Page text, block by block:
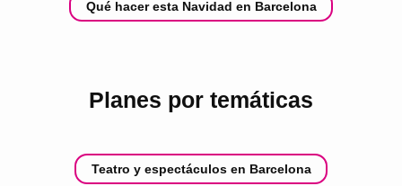
Qué hacer esta Navidad en Barcelona
Planes por temáticas
Teatro y espectáculos en Barcelona